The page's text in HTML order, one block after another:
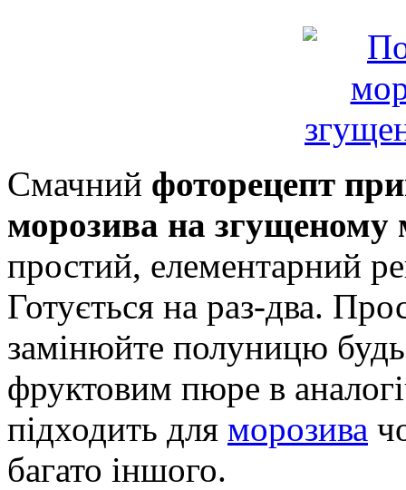
Смачний фоторецепт
морозива на згущеному
простий, елементарний
Готується на раз-два.
замінюйте полуницю
фруктовим пюре в
підходить для морозива
багато іншого.